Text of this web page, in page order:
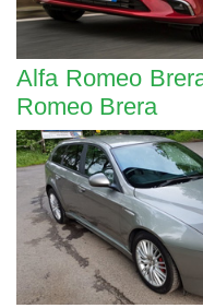
Alfa Romeo
Romeo Brera